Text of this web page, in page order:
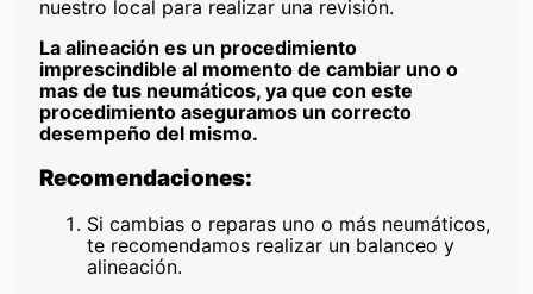
nuestro local para realizar una revisión.
La alineación es un procedimiento
imprescindible al momento de cambiar uno o
mas de tus neumáticos, ya que con este
procedimiento aseguramos un correcto
desempeño del mismo.
Recomendaciones:
Si cambias o reparas uno o más neumáticos,
te recomendamos realizar un balanceo y
alineación.